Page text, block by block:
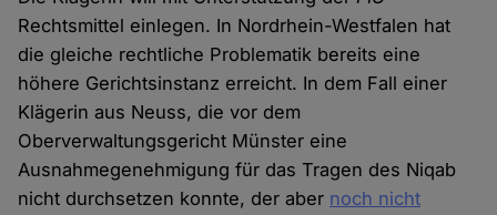
Rechtsmittel einlegen. In Nordrhein-Westfalen hat
die gleiche rechtliche Problematik bereits eine
höhere Gerichtsinstanz erreicht. In dem Fall einer
Klägerin aus Neuss, die vor dem
Oberverwaltungsgericht Münster eine
Ausnahmegenehmigung für das Tragen des Niqab
nicht durchsetzen konnte, der aber noch nicht